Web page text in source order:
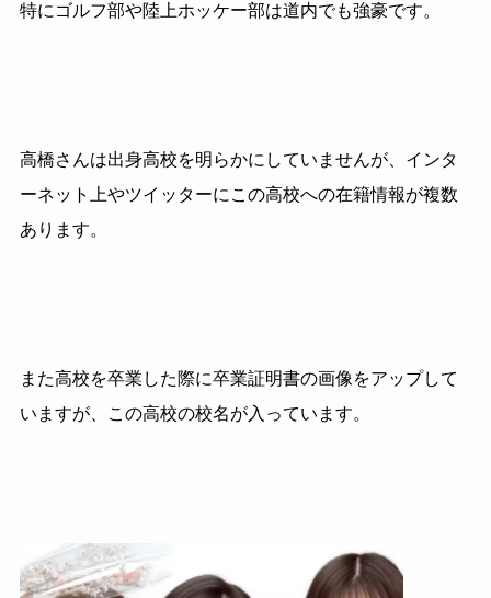
特にゴルフ部や陸上ホッケー部は道内でも強豪です。
高橋さんは出身高校を明らかにしていませんが、インタ
ーネット上やツイッターにこの高校への在籍情報が複数
あります。
また高校を卒業した際に卒業証明書の画像をアップして
いますが、この高校の校名が入っています。